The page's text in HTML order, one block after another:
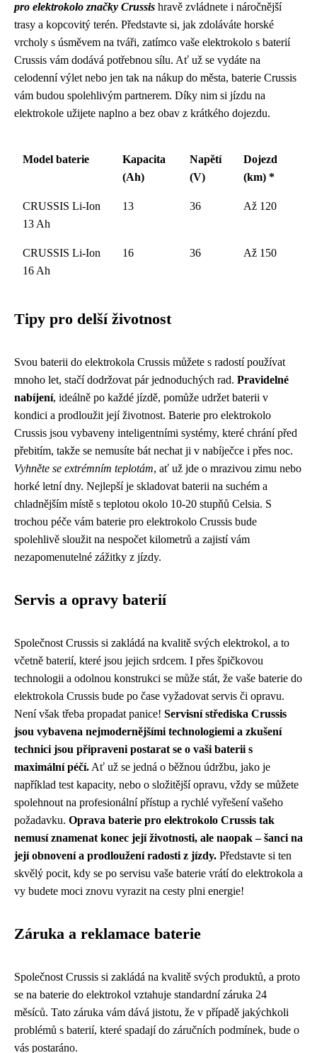
pro elektrokolo značky Crussis hravě zvládnete i náročnější
trasy a kopcovitý terén. Představte si, jak zdoláváte horské
vrcholy s úsměvem na tváři, zatímco vaše elektrokolo s baterií
Crussis vám dodává potřebnou sílu. Ať už se vydáte na
celodenní výlet nebo jen tak na nákup do města, baterie Crussis
vám budou spolehlivým partnerem. Díky nim si jízdu na
elektrokole užijete naplno a bez obav z krátkého dojezdu.
Model baterie
Kapacita
(Ah)
Napětí
(V)
Dojezd
(km) *
CRUSSIS Li-Ion
13 Ah
13 36 Až 120
CRUSSIS Li-Ion
16 Ah
16 36 Až 150
Tipy pro delší životnost
Svou baterii do elektrokola Crussis můžete s radostí používat
mnoho let, stačí dodržovat pár jednoduchých rad. Pravidelné
nabíjení, ideálně po každé jízdě, pomůže udržet baterii v
kondici a prodloužit její životnost. Baterie pro elektrokolo
Crussis jsou vybaveny inteligentními systémy, které chrání před
přebitím, takže se nemusíte bát nechat ji v nabíječce i přes noc.
Vyhněte se extrémním teplotám, ať už jde o mrazivou zimu nebo
horké letní dny. Nejlepší je skladovat baterii na suchém a
chladnějším místě s teplotou okolo 10-20 stupňů Celsia. S
trochou péče vám baterie pro elektrokolo Crussis bude
spolehlivě sloužit na nespočet kilometrů a zajistí vám
nezapomenutelné zážitky z jízdy.
Servis a opravy baterií
Společnost Crussis si zakládá na kvalitě svých elektrokol, a to
včetně baterií, které jsou jejich srdcem. I přes špičkovou
technologii a odolnou konstrukci se může stát, že vaše baterie do
elektrokola Crussis bude po čase vyžadovat servis či opravu.
Není však třeba propadat panice! Servisní střediska Crussis
jsou vybavena nejmodernějšími technologiemi a zkušení
technici jsou připraveni postarat se o vaši baterii s
maximální péčí. Ať už se jedná o běžnou údržbu, jako je
například test kapacity, nebo o složitější opravu, vždy se můžete
spolehnout na profesionální přístup a rychlé vyřešení vašeho
požadavku. Oprava baterie pro elektrokolo Crussis tak
nemusí znamenat konec její životnosti, ale naopak – šanci na
její obnovení a prodloužení radosti z jízdy. Představte si ten
skvělý pocit, kdy se po servisu vaše baterie vrátí do elektrokola a
vy budete moci znovu vyrazit na cesty plni energie!
Záruka a reklamace baterie
Společnost Crussis si zakládá na kvalitě svých produktů, a proto
se na baterie do elektrokol vztahuje standardní záruka 24
měsíců. Tato záruka vám dává jistotu, že v případě jakýchkoli
problémů s baterií, které spadají do záručních podmínek, bude o
vás postaráno.